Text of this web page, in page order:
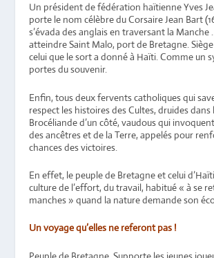
Un président de fédération haïtienne Yves
porte le nom célèbre du Corsaire Jean Bart
s’évada des anglais en traversant la Manche
atteindre Saint Malo, port de Bretagne.
celui que le sort a donné à Haïti. Comme un
portes du souvenir.
Enfin, tous deux fervents catholiques qui
respect les histoires des Cultes, druides
Brocéliande d’un côté, vaudous qui
des ancêtres et de la Terre, appelés pour
chances des victoires.
En effet, le peuple de Bretagne et celui
culture de l’effort, du travail, habitué « à se
manches » quand la nature demande son
Un voyage qu’elles ne referont pas !